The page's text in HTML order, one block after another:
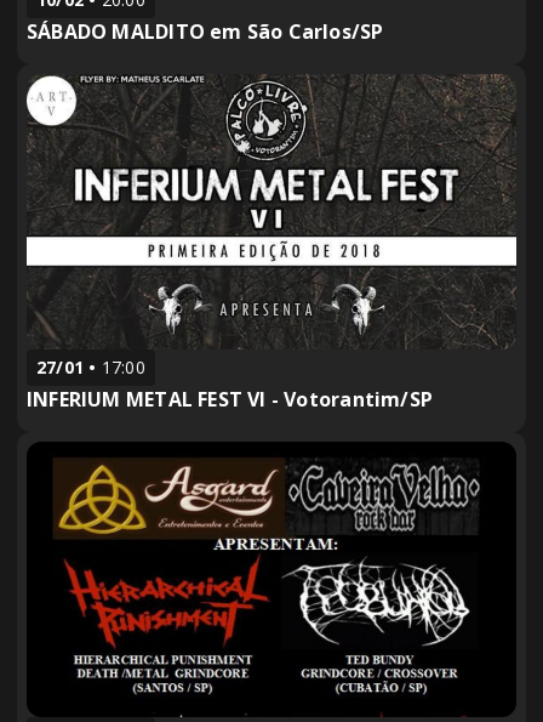
SÁBADO MALDITO em São Carlos/SP
27/01 17:00
INFERIUM METAL FEST VI - Votorantim/SP